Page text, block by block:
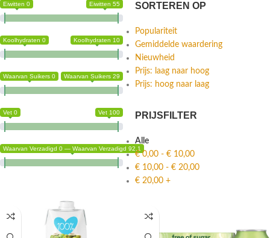
Eiwitten 0 Eiwitten 55
Koolhydraten 0 Koolhydraten 10
Waarvan Suikers 0 Waarvan Suikers 29
Vet 0 Vet 100
Waarvan Verzadigd 0 — Waarvan Verzadigd 92.1
SORTEREN OP
Populariteit
Gemiddelde waardering
Nieuwheid
Prijs: laag naar hoog
Prijs: hoog naar laag
PRIJSFILTER
Alle
€0,00 - € 10,00
€ 10,00 - € 20,00
€ 20,00 +